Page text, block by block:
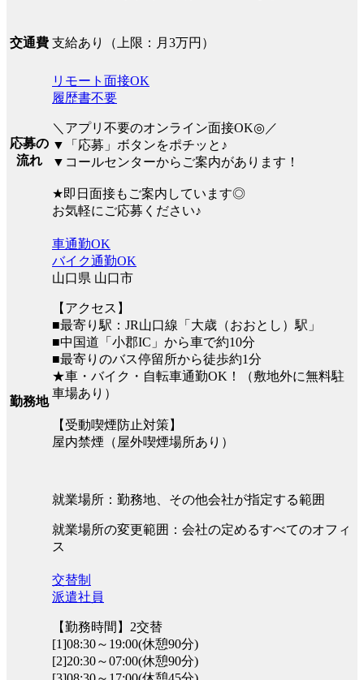
交通費 支給あり（上限：月3万円）
応募の
流れ
リモート面接OK
履歴書不要
＼アプリ不要のオンライン面接OK◎／
▼「応募」ボタンをポチッと♪
▼コールセンターからご案内があります！
★即日面接もご案内しています◎
お気軽にご応募ください♪
勤務地
車通勤OK
バイク通勤OK
山口県 山口市
【アクセス】
■最寄り駅：JR山口線「大歳（おおとし）駅」
■中国道「小郡IC」から車で約10分
■最寄りのバス停留所から徒歩約1分
★車・バイク・自転車通勤OK！（敷地外に無料駐
車場あり）
【受動喫煙防止対策】
屋内禁煙（屋外喫煙場所あり）
就業場所：勤務地、その他会社が指定する範囲
就業場所の変更範囲：会社の定めるすべてのオフィ
ス
交替制
派遣社員
【勤務時間】2交替
[1]08:30～19:00(休憩90分)
[2]20:30～07:00(休憩90分)